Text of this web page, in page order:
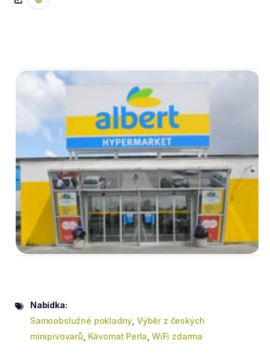
Nabídka:
Samoobslužné pokladny Výběr z českých
minipivovarů Kávomat Perla WiFi zdarma